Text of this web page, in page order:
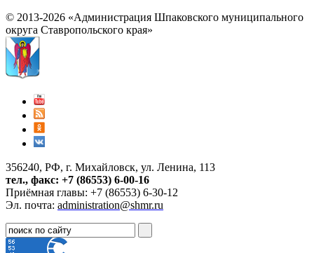
© 2013-2026 «Администрация Шпаковского муниципального
округа Ставропольского края»
356240, РФ, г. Михайловск, ул. Ленина, 113
тел., факс: +7 (86553) 6-00-16
Приёмная главы: +7 (86553) 6-30-12
Эл. почта: administration@shmr.ru